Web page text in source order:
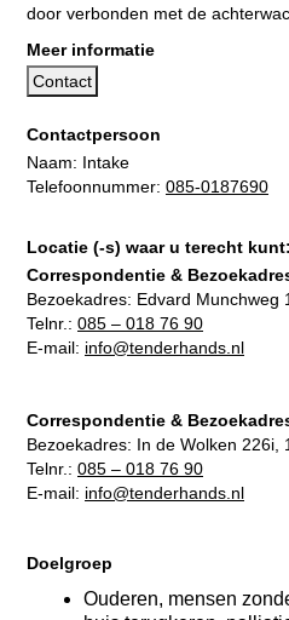
door verbonden met de
Meer informatie
Contact
Contactpersoon
Naam: Intake
Telefoonnummer: 085-0187690
Locatie (-s) waar u terecht kunt:
Correspondentie &
Bezoekadres: Edvard Munchweg
Telnr.: 085 – 018 76 90
E-mail: info@tenderhands.nl
Correspondentie &
Bezoekadres: In de Wolken 226i,
Telnr.: 085 – 018 76 90
E-mail: info@tenderhands.nl
Doelgroep
Ouderen, mensen